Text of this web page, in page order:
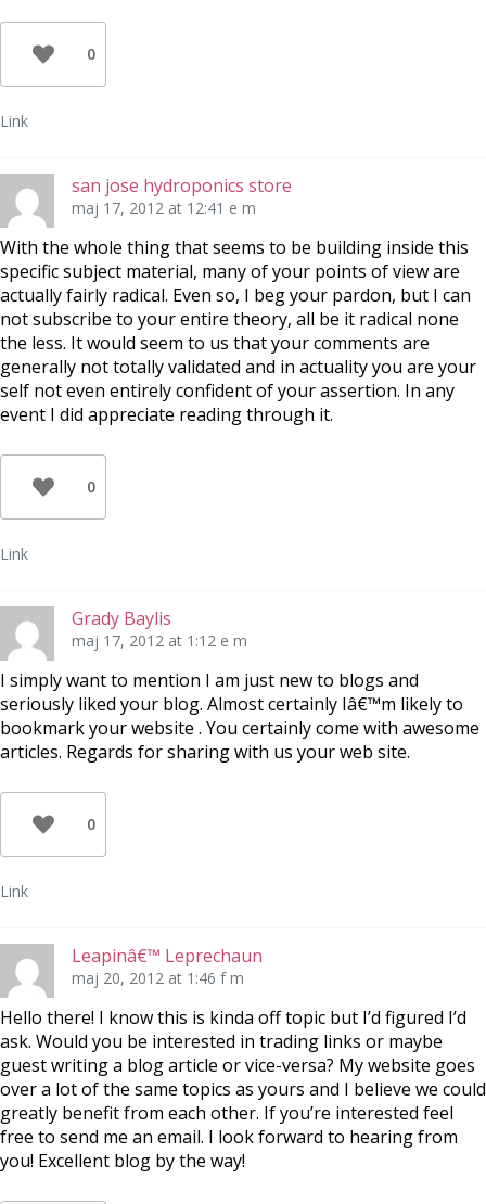
0
Link
san jose hydroponics store
maj 17, 2012 at 12:41 e m
With the whole thing that seems to be building inside this
specific subject material, many of your points of view are
actually fairly radical. Even so, I beg your pardon, but I can
not subscribe to your entire theory, all be it radical none
the less. It would seem to us that your comments are
generally not totally validated and in actuality you are your
self not even entirely confident of your assertion. In any
event I did appreciate reading through it.
0
Link
Grady Baylis
maj 17, 2012 at 1:12 e m
I simply want to mention I am just new to blogs and
seriously liked your blog. Almost certainly Iâ€™m likely to
bookmark your website . You certainly come with awesome
articles. Regards for sharing with us your web site.
0
Link
Leapinâ€™ Leprechaun
maj 20, 2012 at 1:46 f m
Hello there! I know this is kinda off topic but I’d figured I’d
ask. Would you be interested in trading links or maybe
guest writing a blog article or vice-versa? My website goes
over a lot of the same topics as yours and I believe we could
greatly benefit from each other. If you’re interested feel
free to send me an email. I look forward to hearing from
you! Excellent blog by the way!